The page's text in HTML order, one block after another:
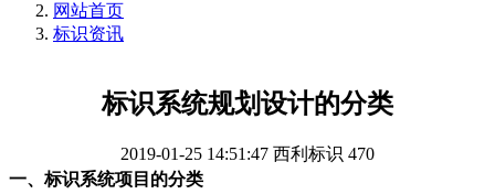
网站首页
标识资讯
标识系统规划设计的分类
2019-01-25 14:51:47 西利标识 470
一、 标识系统项目的分类